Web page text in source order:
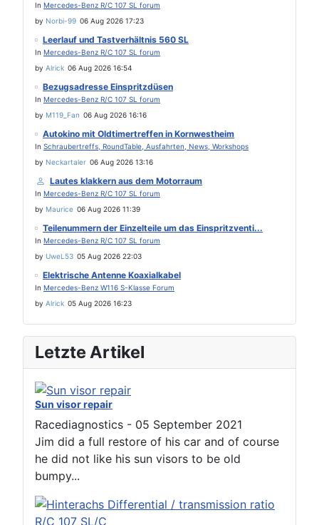
In Mercedes-Benz R/C 107 SL forum
by Norbi-99 06 Aug 2026 17:23
Leerlauf und Tastverhältnis 560 SL
In Mercedes-Benz R/C 107 SL forum
by Alrick 06 Aug 2026 16:54
Bezugsadresse Einspritzdüsen
In Mercedes-Benz R/C 107 SL forum
by M119_Fan 06 Aug 2026 16:16
Autokino mit Oldtimertreffen in Kornwestheim
In Schraubertreffs, RoundTable, Ausfahrten, News, Workshops
by Neckartaler 06 Aug 2026 13:16
Lautes klakkern aus dem Motorraum
In Mercedes-Benz R/C 107 SL forum
by Maurice 06 Aug 2026 11:39
Teilenummern der Einzelteile um das Einspritzventi...
In Mercedes-Benz R/C 107 SL forum
by UweL53 05 Aug 2026 22:03
Elektrische Antenne Koaxialkabel
In Mercedes-Benz W116 S-Klasse Forum
by Alrick 05 Aug 2026 16:23
Letzte Artikel
Sun visor repair
Racediagnostics - 05 September 2021
Jim did a full restore of his car and of course
he did not like his sun visors to be old
bumpy...